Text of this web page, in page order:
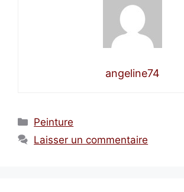
angeline74
Catégories
Peinture
Laisser un commentaire